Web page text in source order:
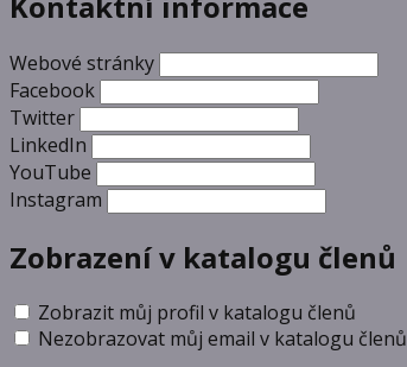
Webové stránky
Facebook
Twitter
LinkedIn
YouTube
Instagram
Zobrazení v katalogu členů
Zobrazit můj profil v katalogu členů
Nezobrazovat můj email v katalogu členů